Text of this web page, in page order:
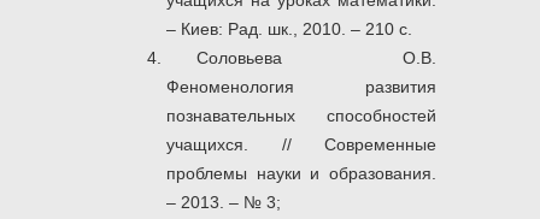
– Киев: Рад. шк., 2010. – 210 с.
Соловьева О.В.
Феноменология развития
познавательных способностей
учащихся. // Современные
проблемы науки и образования.
– 2013. – № 3;